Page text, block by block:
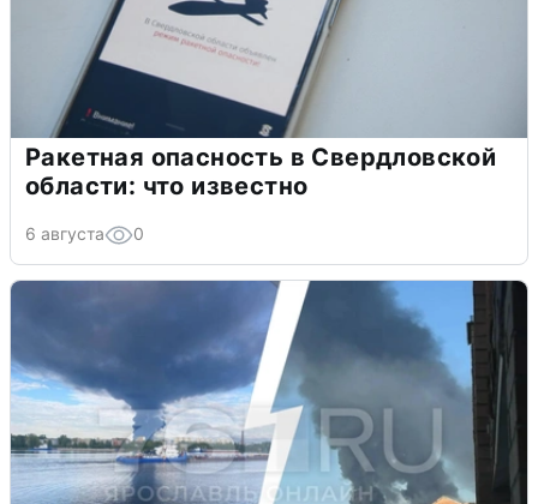
Ракетная опасность в Свердловской
области: что известно
6 августа 0